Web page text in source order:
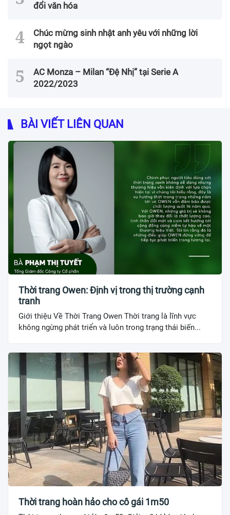
đổi văn hóa
Chúc mừng sinh nhật anh yêu với những lời
ngọt ngào
AC Monza – Milan “Đệ Nhị” tại Serie A
2022/2023
BÀI VIẾT LIÊN QUAN
Thời trang Owen: Định vị trong thị trường cạnh
tranh
Giới thiệu Về Thời Trang Owen Thời trang là lĩnh vực
không ngừng phát triển và luôn trong trạng thái biến...
Thời trang hoàn hảo cho cô gái 1m50